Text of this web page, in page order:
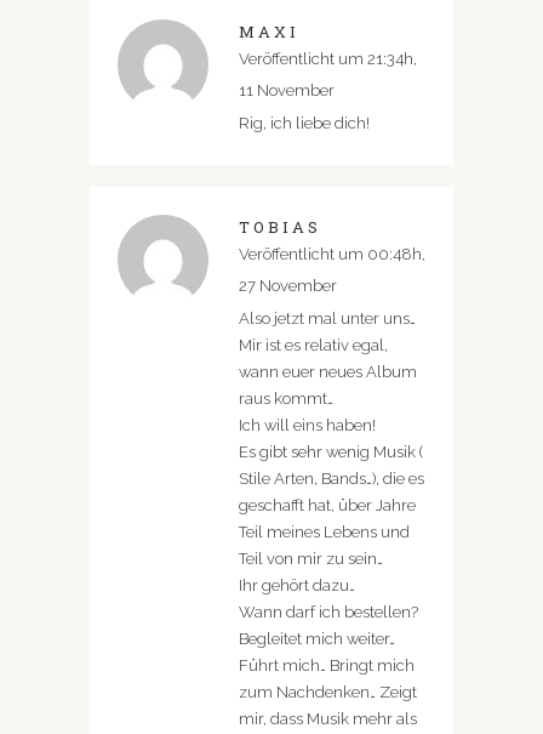
MAXI
Veröffentlicht um 21:34h,
11 November
Rig, ich liebe dich!
TOBIAS
Veröffentlicht um 00:48h,
27 November
Also jetzt mal unter uns…
Mir ist es relativ egal,
wann euer neues Album
raus kommt…
Ich will eins haben!
Es gibt sehr wenig Musik (
Stile Arten, Bands…), die es
geschafft hat, über Jahre
Teil meines Lebens und
Teil von mir zu sein…
Ihr gehört dazu…
Wann darf ich bestellen?
Begleitet mich weiter…
Führt mich… Bringt mich
zum Nachdenken… Zeigt
mir, dass Musik mehr als